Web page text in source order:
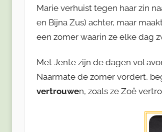
Marie verhuist tegen haar zin
en Bijna Zus) achter, maar
een zomer waarin ze elke dag
Met Jente zijn de dagen vol
Naarmate de zomer vordert,
vertrouwen, zoals ze Zoë